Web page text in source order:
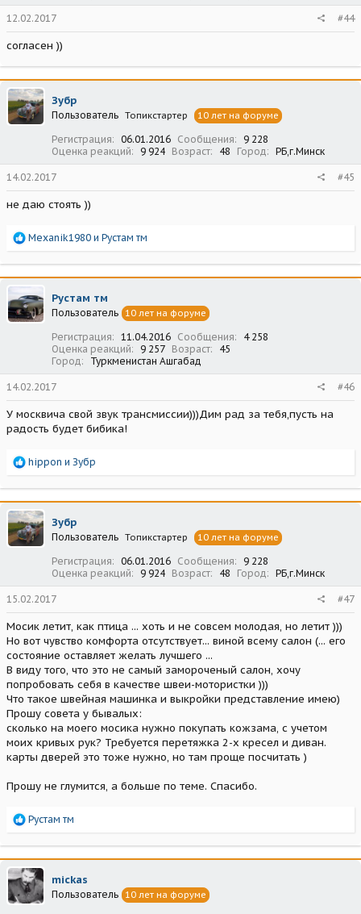
12.02.2017 #44
согласен ))
Зубр
Пользователь Топикстартер 10 лет на форуме
Регистрация 06.01.2016 Сообщения
9 228
Оценка реакций
9 924 Возраст 48 Город РБ,г.Минск
14.02.2017 #45
не даю стоять ))
Р
а
к
ц
и
и
Mexanik1980 и Рустам тм
Рустам тм
Пользователь 10 лет на форуме
Регистрация 11.04.2016 Сообщения
4 258
Оценка реакций
9 257 Возраст
45
Город
Туркменистан Ашгабад
14.02.2017 #46
У москвича свой звук трансмиссии)))Дим рад за тебя,пусть на
радость будет бибика!
Р
а
к
ц
и
и
hippon и Зубр
Зубр
Пользователь Топикстартер 10 лет на форуме
Регистрация 06.01.2016 Сообщения
9 228
Оценка реакций
9 924 Возраст 48 Город РБ,г.Минск
15.02.2017 #47
Мосик летит, как птица ... хоть и не совсем молодая, но летит )))
Но вот чувство комфорта отсутствует... виной всему салон (... его
состояние оставляет желать лучшего ...
В виду того, что это не самый замороченый салон, хочу
попробовать себя в качестве швеи-мотористки )))
Что такое швейная машинка и выкройки представление имею)
Прошу совета у бывалых:
сколько на моего мосика нужно покупать кожзама, с учетом
моих кривых рук? Требуется перетяжка 2-х кресел и диван.
карты дверей это тоже нужно, но там проще посчитать )
Прошу не глумится, а больше по теме. Спасибо.
Р
а
к
ц
и
и
Рустам тм
mickas
Пользователь 10 лет на форуме